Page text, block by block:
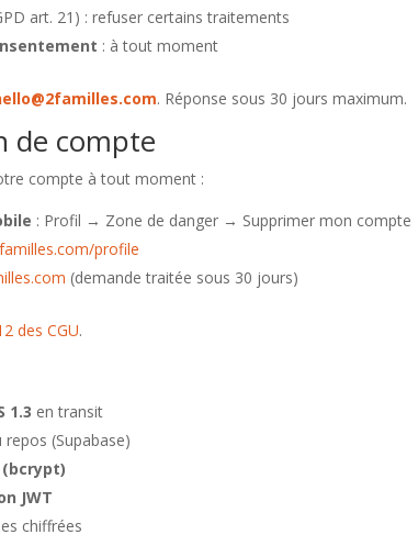
art. 21) : refuser certains traitements
: à tout moment
. Réponse sous 30 jours maximum.
de compte
compte à tout moment :
: Profil → Zone de danger → Supprimer mon compte
profile
(demande traitée sous 30 jours)
des CGU.
1.3 en transit
repos (Supabase)
JWT
chiffrées